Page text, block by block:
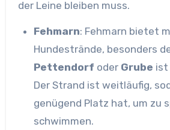
der Leine bleiben muss.
Fehmarn: Fehmarn bietet
Hundestrände, besonders
Pettendorf oder Grube ist
Der Strand ist weitläufig,
genügend Platz hat, um zu
schwimmen.